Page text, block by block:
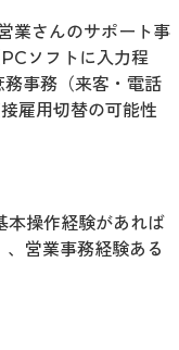
業さんのサポート事
ソフトに入力程
事務（来客・電話
雇用切替の可能性
本操作経験があれば
営業事務経験ある